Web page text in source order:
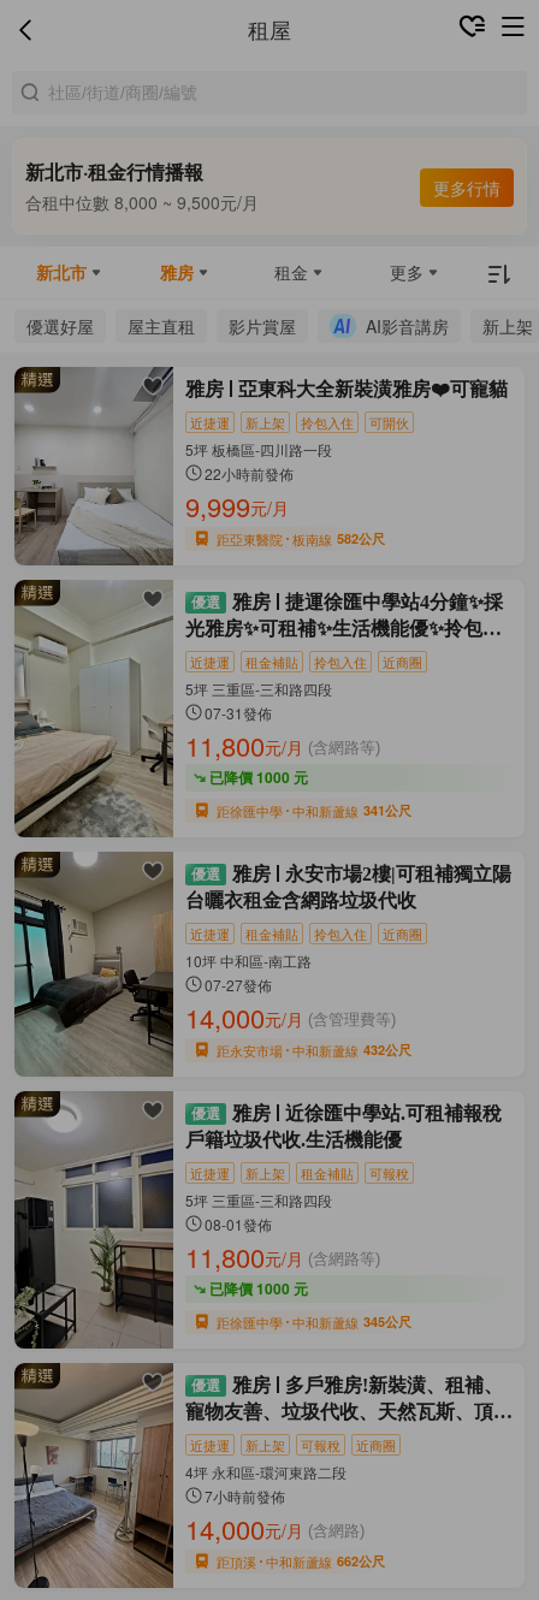
租屋
新北市·租金行情播報
合租中位數 8,000 ~ 9,500元/月
整租中位數 12,499 ~ 32,000元/月
更多行情
新北市 雅房 租金 更多
優選好屋 屋主直租 影片賞屋 AI影音講房 新上架
雅房 亞東科大全新裝潢雅房❤️可寵貓
近捷運 新上架 拎包入住 可開伙
5坪 板橋區-四川路一段
22小時前發佈
9,999元/月
距亞東醫院 板南線 582公尺
雅房
捷運徐匯中學站4分鐘✨採
光雅房✨可租補✨生活機能優✨拎包入
住
近捷運 租金補貼 拎包入住 近商圈
5坪 三重區-三和路四段
07-31發佈
11,800元/月 (含網路等)
已降價 1000 元
距徐匯中學 中和新蘆線 341公尺
雅房
永安市場2樓|可租補獨立陽
台曬衣租金含網路垃圾代收
近捷運 租金補貼 拎包入住 近商圈
10坪 中和區-南工路
07-27發佈
14,000元/月 (含管理費等)
距永安市場 中和新蘆線 432公尺
雅房
近徐匯中學站.可租補報稅
戶籍垃圾代收.生活機能優
近捷運 新上架 租金補貼 可報稅
5坪 三重區-三和路四段
08-01發佈
11,800元/月 (含網路等)
已降價 1000 元
距徐匯中學 中和新蘆線 345公尺
雅房
多戶雅房!新裝潢、租補、
寵物友善、垃圾代收、天然瓦斯、頂溪
站
近捷運 新上架 可報稅 近商圈
4坪 永和區-環河東路二段
7小時前發佈
14,000元/月 (含網路)
距頂溪 中和新蘆線 662公尺